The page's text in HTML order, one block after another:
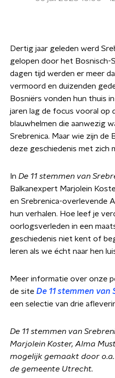
Dertig jaar geleden werd
gelopen door het Bosnisch-
dagen tijd werden er meer
vermoord en duizenden
Bosniërs vonden hun thuis
jaren lag de focus vooral op
blauwhelmen die aanwezig
Srebrenica. Maar wie zijn de
deze geschiedenis met zich
In De 11 stemmen van
Balkanexpert Marjolein
en Srebrenica-overlevende
hun verhalen. Hoe leef je
oorlogsverleden in een
geschiedenis niet kent of
leren als we écht naar hen
Meer informatie over onze
de site De 11 stemmen van
een selectie van drie
De 11 stemmen van
Marjolein Koster, Alma
mogelijk gemaakt door
de gemeente Utrecht.